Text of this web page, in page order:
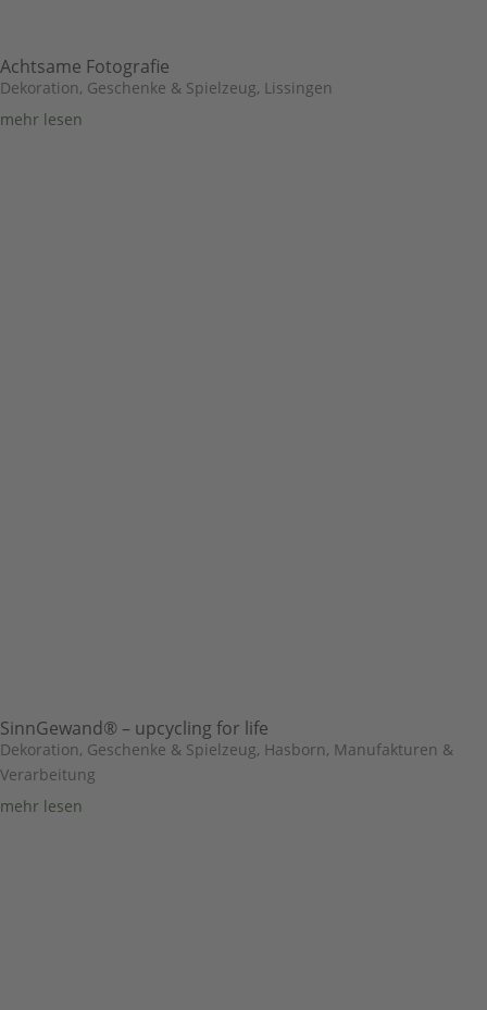
Achtsame Fotografie
Dekoration, Geschenke & Spielzeug, Lissingen
mehr lesen
SinnGewand® – upcycling for life
Dekoration, Geschenke & Spielzeug, Hasborn, Manufakturen &
Verarbeitung
mehr lesen